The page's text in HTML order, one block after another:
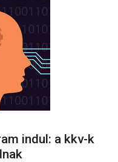
indul: a kkv-k